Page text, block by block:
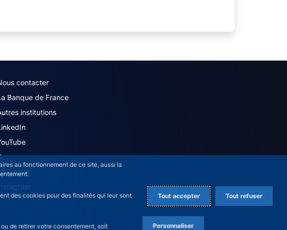
au fonctionnement de ce site, aussi la
des cookies pour des finalités qui leur sont
de retirer votre consentement, soit
Tout accepter Tout refuser
Personnaliser
footer secondary menu (French)
contacter
Banque de France
institutions
Instagram